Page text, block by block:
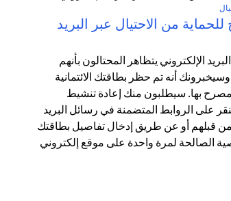
من الاحتيال عبر البريد
الإلكتروني يتظاهر المحتالون بأنهم
أنه تم حظر بطاقتك الائتمانية
بها. سيطلبون منك إعادة تنشيط
على الروابط المتضمنة في رسائل البريد
من قبلهم أو عن طريق إدخال تفاصيل بطاقتك
الصالحة لمرة واحدة على موقع إلكتروني